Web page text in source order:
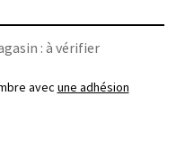
: à vérifier
avec une adhésion